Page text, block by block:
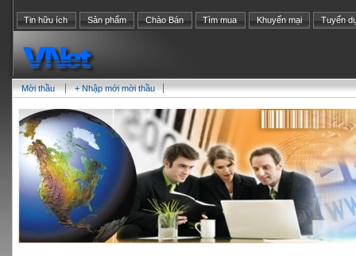
Tin hữu ích Sản phẩm Chào Bán Tìm mua Khuyến mại Tuyển
Mời thầu + Nhập mới mời thầu